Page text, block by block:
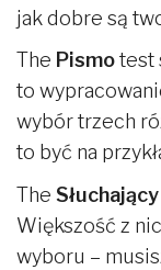
jak dobre są
The Pismotest
to
wybór trzech
to być na
The Słuchający
Większość z
wyboru –